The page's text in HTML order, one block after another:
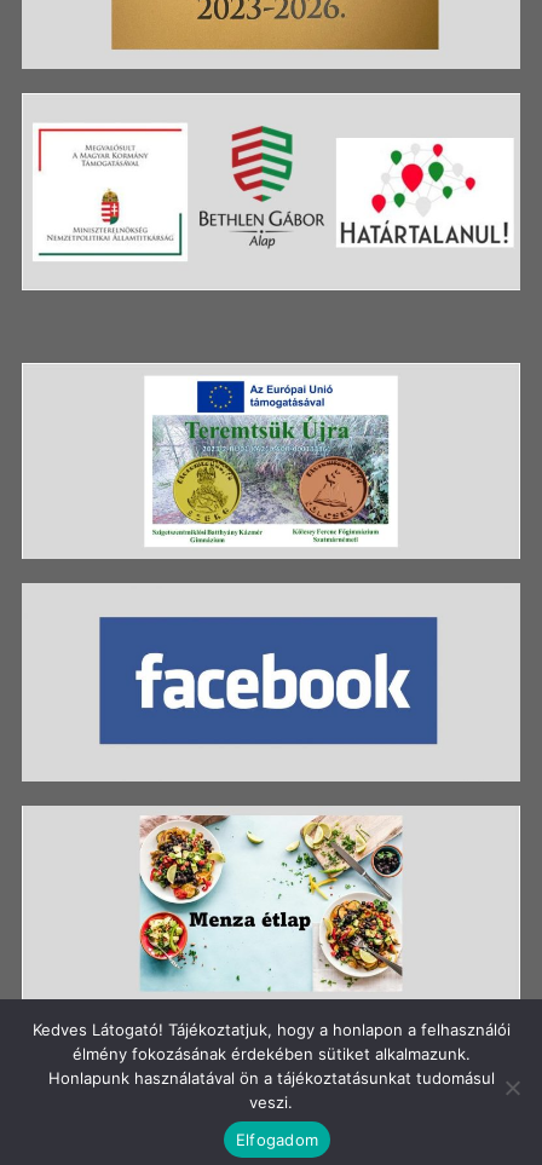
Szerzői jog: Szigetszentmiklósi Batthyány Kázmér
Gimnázium
Kedves Látogató! Tájékoztatjuk, hogy a honlapon a felhasználói
élmény fokozásának érdekében sütiket alkalmazunk.
Honlapunk használatával ön a tájékoztatásunkat tudomásul
veszi.
Elfogadom